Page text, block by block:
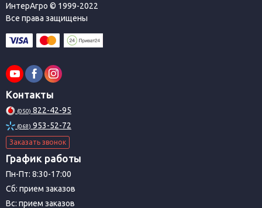
ИнтерАгро © 1999-2022
Все права защищены
Контакты
(050) 822-42-95
(068) 953-52-72
Заказать звонок
График работы
Пн-Пт: 8:30-17:00
Сб: прием заказов
Вс: прием заказов